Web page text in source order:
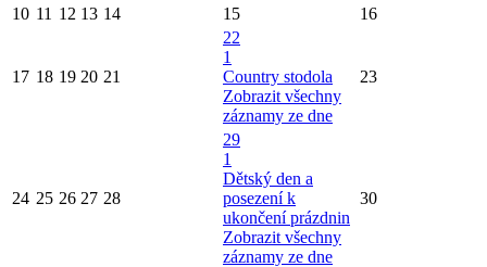
10 11 12 13 14 15 16
17 18 19 20 21
22
1
Country stodola
Zobrazit všechny
záznamy ze dne
23
24 25 26 27 28
29
1
Dětský den a
posezení k
ukončení prázdnin
Zobrazit všechny
záznamy ze dne
30